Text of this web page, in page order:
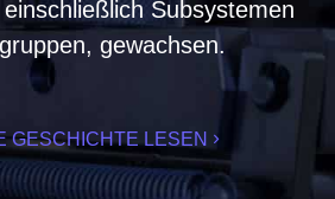
Subsystemen
gewachsen.
GESCHICHTE LESEN